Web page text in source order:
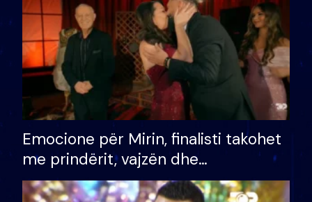
Emocione për Mirin, finalisti takohet
me prindërit, vajzën dhe
bashkëshorten: S’kemi ndonjë letër